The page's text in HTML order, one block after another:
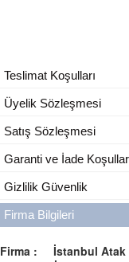
Teslimat Koşulları
Üyelik Sözleşmesi
Satış Sözleşmesi
Garanti ve İade
Gizlilik Güvenlik
Firma Bilgileri
Firma : İstanbul Atak